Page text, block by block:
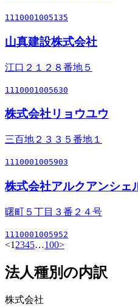
1110001005135
山真建設株式会社
江口２１２８番地５
1110001005630
株式会社リョウユウ
三百地２３３５番地１
1110001005903
株式会社アルクアンシェ
曙町５丁目３番２４号
1110001005952
<1 2345…100>
法人種別の内訳
株式会社